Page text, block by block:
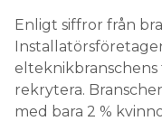
Enligt siffror från
rekrytera.
med bara 2 %